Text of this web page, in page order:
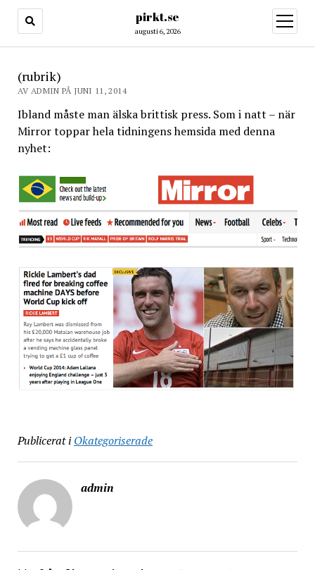
pirkt.se
augusti 6, 2026
öppna
meny
(rubrik)
AV ADMIN PÅ JUNI 11, 2014
Ibland måste man älska brittisk press. Som i natt – när
Mirror toppar hela tidningens hemsida med denna
nyhet:
Publicerat i Okategoriserade
admin